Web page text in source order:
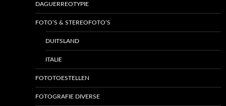
DAGUERREOTYPIE
FOTO’S & STEREOFOTO’S
DUITSLAND
ITALIE
FOTOTOESTELLEN
FOTOGRAFIE DIVERSE